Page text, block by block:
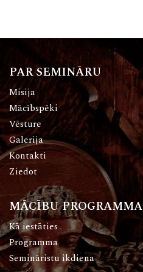
PAR SEMINĀRU
Misija
Mācībspēki
Vēsture
Galerija
Kontakti
Ziedot
MĀCĪBU PROGRAMMA
Kā iestāties
Programma
Semināristu ikdiena